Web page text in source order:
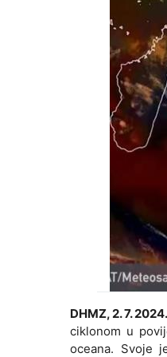
DHMZ, 2. 7. 2024.
ciklonom u
oceana. Svoje